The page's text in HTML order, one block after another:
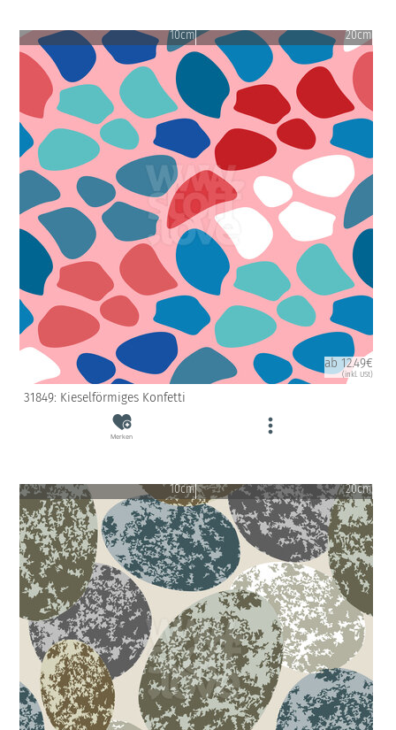
10cm 20cm
ab 12.49€
(inkl. USt)
31849: Kieselförmiges Konfetti
Merken
10cm 20cm